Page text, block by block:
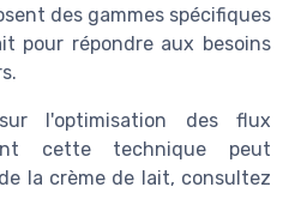
des gammes spécifiques
pour répondre aux besoins
l'optimisation des flux
cette technique peut
la crème de lait, consultez